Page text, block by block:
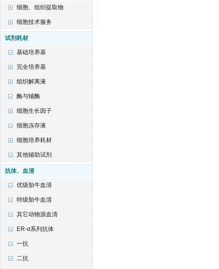
细胞、组织提取物
细胞技术服务
试剂耗材
基础培养基
完全培养基
组织解离液
酶与辅酶
细胞生长因子
细胞冻存液
细胞培养耗材
其他辅助试剂
抗体、血清
优级胎牛血清
特级胎牛血清
其它动物源血清
ER-α系列抗体
一抗
二抗